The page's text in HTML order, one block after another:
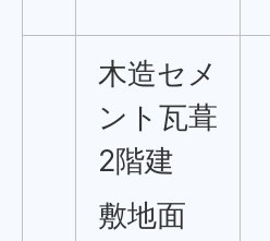
木造セメ
ント瓦葺
2階建
敷地面